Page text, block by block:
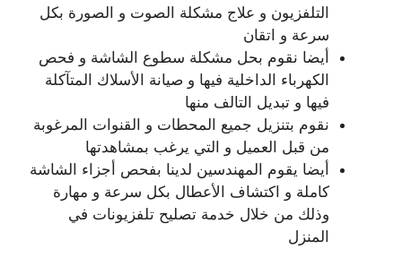
التلفزيون و علاج مشكلة الصوت و الصورة بكل
سرعة و اتقان
أيضا نقوم بحل مشكلة سطوع الشاشة و فحص
الكهرباء الداخلية فيها و صيانة الأسلاك المتآكلة
فيها و تبديل التالف منها
نقوم بتنزيل جميع المحطات و القنوات المرغوبة
من قبل العميل و التي يرغب بمشاهدتها
أيضا يقوم المهندسين لدينا بفحص أجزاء الشاشة
كاملة و اكتشاف الأعطال بكل سرعة و مهارة
وذلك من خلال خدمة تصليح تلفزيونات في
المنزل